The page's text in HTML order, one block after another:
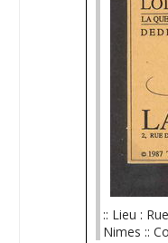
:: Lieu :
Nimes ::